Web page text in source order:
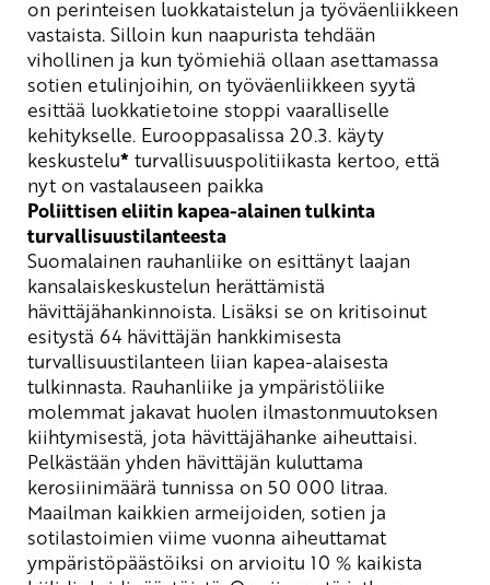
on perinteisen luokkataistelun ja työväenliikkeen
vastaista. Silloin kun naapurista tehdään
vihollinen ja kun työmiehiä ollaan asettamassa
sotien etulinjoihin, on työväenliikkeen syytä
esittää luokkatietoine stoppi vaaralliselle
kehitykselle. Eurooppasalissa 20.3. käyty
keskustelu* turvallisuuspolitiikasta kertoo, että
nyt on vastalauseen paikka
Poliittisen eliitin kapea-alainen tulkinta
turvallisuustilanteesta
Suomalainen rauhanliike on esittänyt laajan
kansalaiskeskustelun herättämistä
hävittäjähankinnoista. Lisäksi se on kritisoinut
esitystä 64 hävittäjän hankkimisesta
turvallisuustilanteen liian kapea-alaisesta
tulkinnasta. Rauhanliike ja ympäristöliike
molemmat jakavat huolen ilmastonmuutoksen
kiihtymisestä, jota hävittäjähanke aiheuttaisi.
Pelkästään yhden hävittäjän kuluttama
kerosiinimäärä tunnissa on 50 000 litraa.
Maailman kaikkien armeijoiden, sotien ja
sotilastoimien viime vuonna aiheuttamat
ympäristöpäästöiksi on arvioitu 10 % kaikista